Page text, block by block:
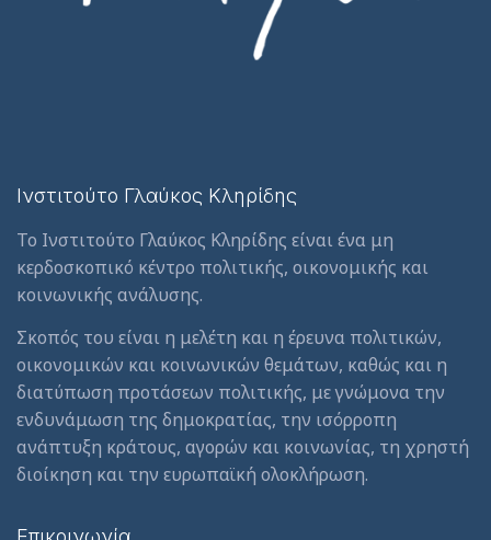
Ινστιτούτο Γλαύκος Κληρίδης
Το Ινστιτούτο Γλαύκος Κληρίδης είναι ένα μη
κερδοσκοπικό κέντρο πολιτικής, οικονομικής και
κοινωνικής ανάλυσης.
Σκοπός του είναι η μελέτη και η έρευνα πολιτικών,
οικονομικών και κοινωνικών θεμάτων, καθώς και η
διατύπωση προτάσεων πολιτικής, με γνώμονα την
ενδυνάμωση της δημοκρατίας, την ισόρροπη
ανάπτυξη κράτους, αγορών και κοινωνίας, τη χρηστή
διοίκηση και την ευρωπαϊκή ολοκλήρωση.